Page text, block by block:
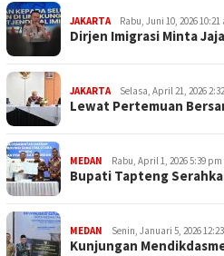
JAKARTA Rabu, Juni 10, 2026 10:21
Dirjen Imigrasi Minta
JAKARTA Selasa, April 21, 2026
Lewat Pertemuan
MEDAN Rabu, April 1, 2026 5:39 pm
Bupati Tapteng
MEDAN Senin, Januari 5, 2026
Kunjungan